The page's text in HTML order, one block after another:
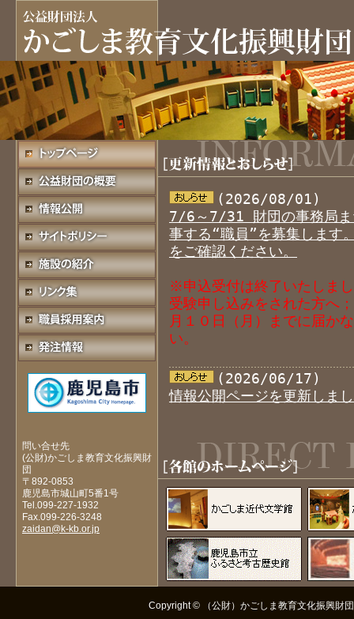
問い合せ先
(公財)かごしま教育文化振興財
団
〒892-0853
鹿児島市城山町5番1号
Tel.099-227-1932
Fax.099-226-3248
zaidan@k-kb.or.jp
(2026/08/01)
7/6～7/31 財団の事務局ま
事する“職員”を募集します
をご確認ください。
※申込受付は終了いたしま
受験申し込みをされた方へ
月１０日（月）までに届か
い。
(2026/06/17)
情報公開ページを更新しま
Copyright © （公財）かごしま教育文化振興財